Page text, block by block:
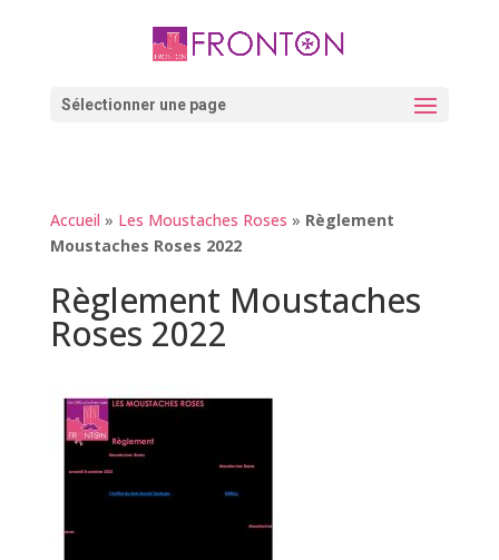
Sélectionner une page
Accueil » Les Moustaches Roses » Règlement
Moustaches Roses 2022
Règlement Moustaches
Roses 2022